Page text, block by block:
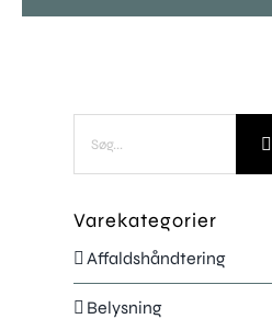
efter:
Varekategorier
Affaldshåndtering
Belysning